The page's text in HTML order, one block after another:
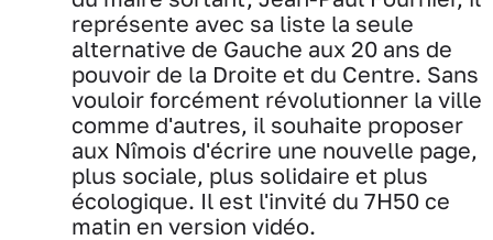
représente avec sa liste la seule
alternative de Gauche aux 20 ans de
pouvoir de la Droite et du Centre. Sans
vouloir forcément révolutionner la ville
comme d'autres, il souhaite proposer
aux Nîmois d'écrire une nouvelle page,
plus sociale, plus solidaire et plus
écologique. Il est l'invité du 7H50 ce
matin en version vidéo.